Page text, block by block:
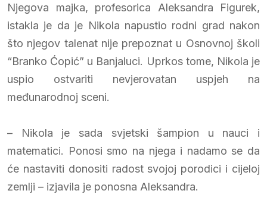
Njegova majka, profesorica Aleksandra Figurek,
istakla je da je Nikola napustio rodni grad nakon
što njegov talenat nije prepoznat u Osnovnoj školi
“Branko Ćopić” u Banjaluci. Uprkos tome, Nikola je
uspio ostvariti nevjerovatan uspjeh na
međunarodnoj sceni.
– Nikola je sada svjetski šampion u nauci i
matematici. Ponosi smo na njega i nadamo se da
će nastaviti donositi radost svojoj porodici i cijeloj
zemlji – izjavila je ponosna Aleksandra.